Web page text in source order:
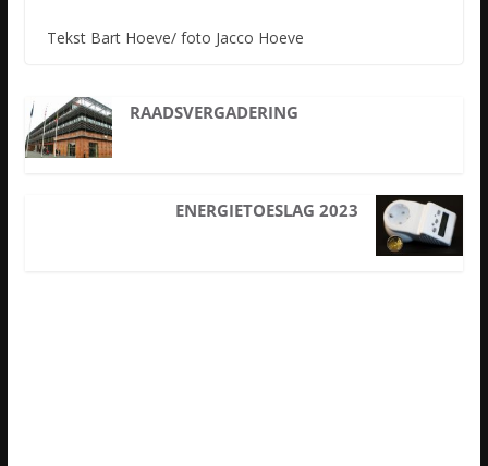
Tekst Bart Hoeve/ foto Jacco Hoeve
RAADSVERGADERING
ENERGIETOESLAG 2023